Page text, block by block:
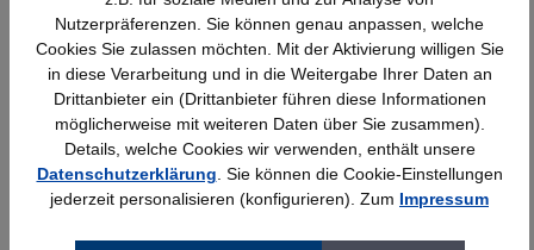
25,23 €* Details
Nutzerpräferenzen. Sie können genau anpassen, welche
Cookies Sie zulassen möchten. Mit der Aktivierung willigen Sie
in diese Verarbeitung und in die Weitergabe Ihrer Daten an
Drittanbieter ein (Drittanbieter führen diese Informationen
möglicherweise mit weiteren Daten über Sie zusammen).
Details, welche Cookies wir verwenden, enthält unsere
Datenschutzerklärung . Sie können die Cookie-Einstellungen
jederzeit personalisieren (konfigurieren). Zum Impressum